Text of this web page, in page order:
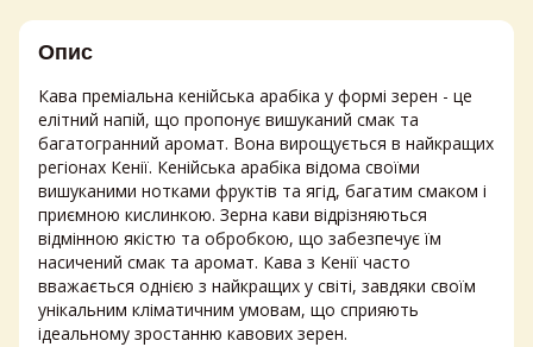
Опис
Кава преміальна кенійська арабіка у формі зерен - це
елітний напій, що пропонує вишуканий смак та
багатогранний аромат. Вона вирощується в найкращих
регіонах Кенії. Кенійська арабіка відома своїми
вишуканими нотками фруктів та ягід, багатим смаком і
приємною кислинкою. Зерна кави відрізняються
відмінною якістю та обробкою, що забезпечує їм
насичений смак та аромат. Кава з Кенії часто
вважається однією з найкращих у світі, завдяки своїм
унікальним кліматичним умовам, що сприяють
ідеальному зростанню кавових зерен.